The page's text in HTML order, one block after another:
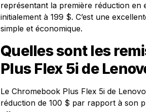
représentant la première réduction en
initialement à 199 $. C’est une
simple et économique.
Quelles sont les
Plus Flex 5i de
Le Chromebook Plus Flex 5i de
réduction de 100 $ par rapport à son